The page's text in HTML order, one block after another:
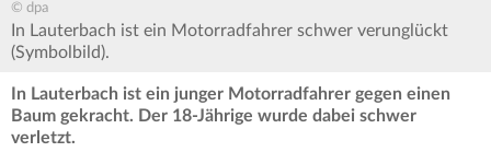
© dpa
In Lauterbach ist ein Motorradfahrer schwer verunglückt
(Symbolbild).
In Lauterbach ist ein junger Motorradfahrer gegen einen
Baum gekracht. Der 18-Jährige wurde dabei schwer
verletzt.